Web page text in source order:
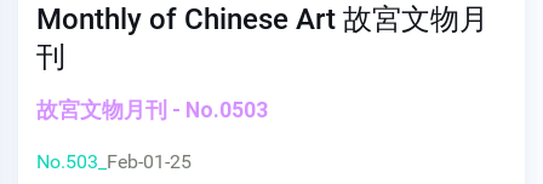
Monthly of Chinese Art 故宮文物月
刊
故宮文物月刊 - No.0503
No.503_ Feb-01-25